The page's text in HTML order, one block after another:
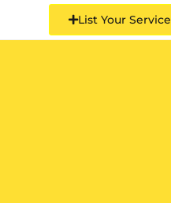
List Your Service